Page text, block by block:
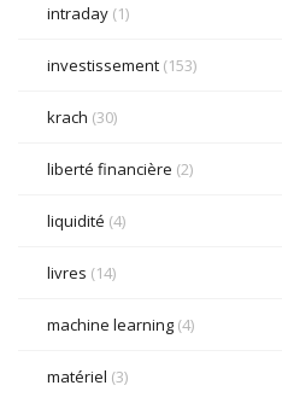
intraday (1)
investissement (153)
krach (30)
liberté financière (2)
liquidité (4)
livres (14)
machine learning (4)
matériel (3)